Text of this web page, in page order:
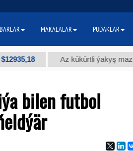
Az kükürtli ýakyş mazudy (t.)
bilen futbol
MAKALALAR PUDAKLAR